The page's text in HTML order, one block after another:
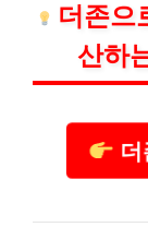
더존으
산하
더